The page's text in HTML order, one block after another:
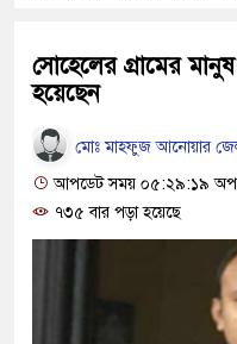
সোহেলের গ্রামের
হয়েছেন
মোঃ মাহফুজ আনোয়ার জেলা
আপডেট সময় ০৫:২৯:১৯
৭৩৫ বার পড়া হয়েছে